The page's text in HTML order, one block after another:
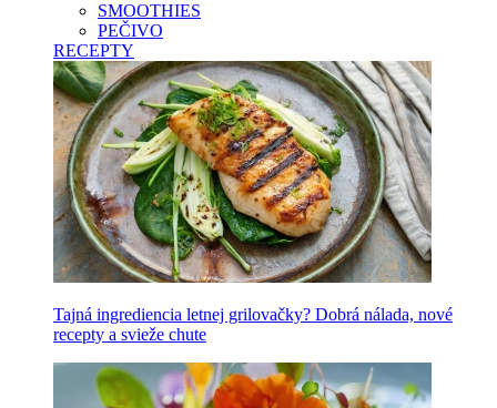
SMOOTHIES
PEČIVO
RECEPTY
Tajná ingrediencia letnej grilovačky? Dobrá nálada, nové
recepty a svieže chute